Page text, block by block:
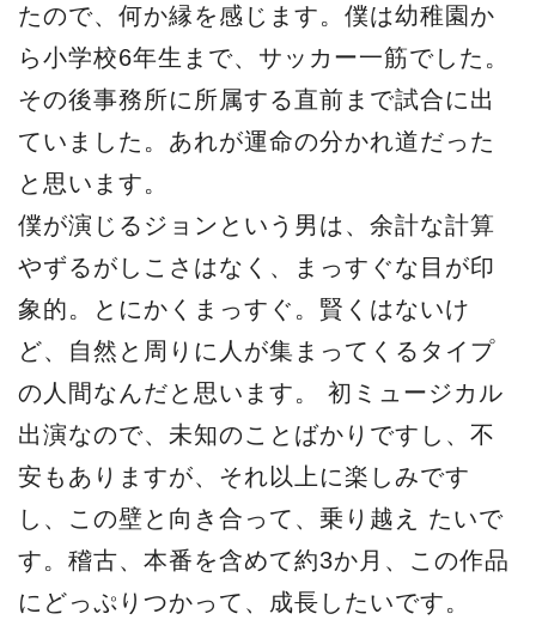
たので、何か縁を感じます。僕は幼稚園か
ら小学校6年生まで、サッカー一筋でした。
その後事務所に所属する直前まで試合に出
ていました。あれが運命の分かれ道だった
と思います。
僕が演じるジョンという男は、余計な計算
やずるがしこさはなく、まっすぐな目が印
象的。とにかくまっすぐ。賢くはないけ
ど、自然と周りに人が集まってくるタイプ
の人間なんだと思います。 初ミュージカル
出演なので、未知のことばかりですし、不
安もありますが、それ以上に楽しみです
し、この壁と向き合って、乗り越え たいで
す。稽古、本番を含めて約3か月、この作品
にどっぷりつかって、成長したいです。